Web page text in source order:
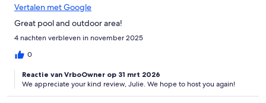
Vertalen met Google
Great pool and outdoor area!
4 nachten verbleven in november 2025
0
Reactie van VrboOwner op 31 mrt 2026
We appreciate your kind review, Julie. We hope to host you again!